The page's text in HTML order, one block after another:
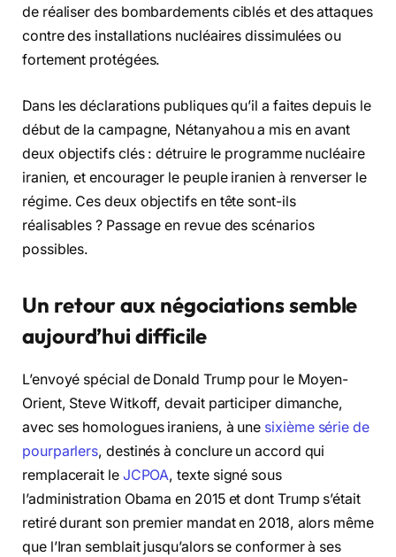
de réaliser des bombardements ciblés et des attaques
contre des installations nucléaires dissimulées ou
fortement protégées.
Dans les déclarations publiques qu’il a faites depuis le
début de la campagne, Nétanyahou a mis en avant
deux objectifs clés : détruire le programme nucléaire
iranien, et encourager le peuple iranien à renverser le
régime. Ces deux objectifs en tête sont-ils
réalisables ? Passage en revue des scénarios
possibles.
Un retour aux négociations semble
aujourd’hui difficile
L’envoyé spécial de Donald Trump pour le Moyen-
Orient, Steve Witkoff, devait participer dimanche,
avec ses homologues iraniens, à une sixième série de
pourparlers, destinés à conclure un accord qui
remplacerait le JCPOA, texte signé sous
l’administration Obama en 2015 et dont Trump s’était
retiré durant son premier mandat en 2018, alors même
que l’Iran semblait jusqu’alors se conformer à ses